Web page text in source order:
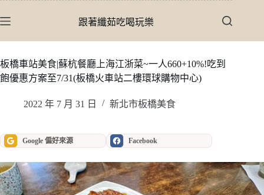
至
內
容
跟著纖茹吃喝玩樂
板橋車站美食|蘇杭餐廳上海江浙菜~一人660+10%!吃到
飽優惠方案至7/31(板橋火車站二樓環球購物中心)
2022 年 7 月 31 日 新北市板橋美食
Google 偏好來源 Facebook